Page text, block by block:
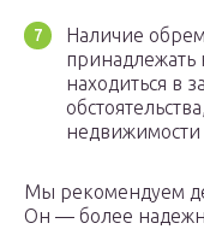
Наличие
принадлежать
находиться в
недвижимости
Мы рекомендуем
Он — более